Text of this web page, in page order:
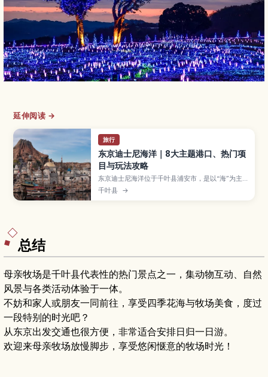
延伸阅读 →
旅行
东京迪士尼海洋｜8大主题港口、热门项
目与玩法攻略
东京迪士尼海洋位于千叶县浦安市，是以“海”为主
题的独特迪士尼乐园，拥有包括“梦幻泉乡”在内的8
大主题港口。本文按区域整理必玩设施、推荐美食
千叶县 →
总结
母亲牧场是千叶县代表性的热门景点之一，集动物互动、自然
风景与各类活动体验于一体。
不妨和家人或朋友一同前往，享受四季花海与牧场美食，度过
一段特别的时光吧？
从东京出发交通也很方便，非常适合安排日归一日游。
欢迎来母亲牧场放慢脚步，享受悠闲惬意的牧场时光！